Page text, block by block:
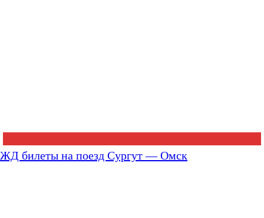
ЖД билеты на поезд Сургут — Омск